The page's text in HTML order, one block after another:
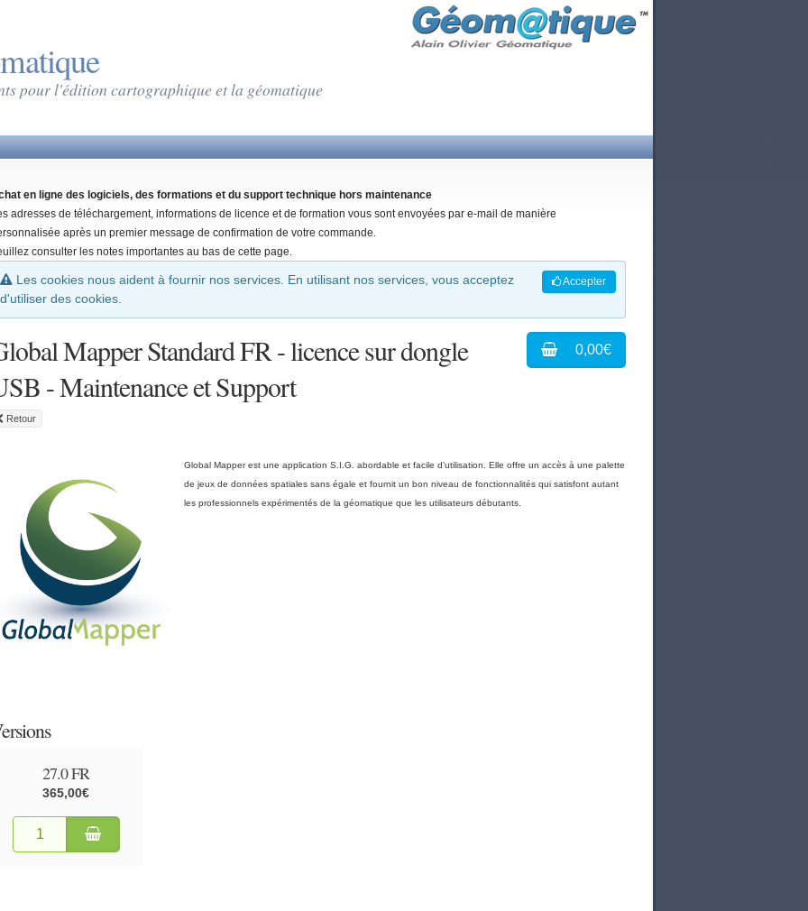
pour l'édition cartographique et la géomatique
en ligne des logiciels, des formations et du support technique hors maintenance
adresses de téléchargement, informations de licence et de formation vous sont envoyées par e-mail de manière
après un premier message de confirmation de votre commande.
consulter les notes importantes au bas de cette page.
Accepter
Les cookies nous aident à fournir nos services. En utilisant nos services, vous acceptez
d'utiliser des cookies.
0,00€
Mapper Standard FR - licence sur dongle
- Maintenance et Support
Retour
Global Mapper est une application S.I.G. abordable et facile d’utilisation. Elle offre un accès à une palette
de jeux de données spatiales sans égale et fournit un bon niveau de fonctionnalités qui satisfont autant
les professionnels expérimentés de la géomatique que les utilisateurs débutants.
27.0 FR
365,00€